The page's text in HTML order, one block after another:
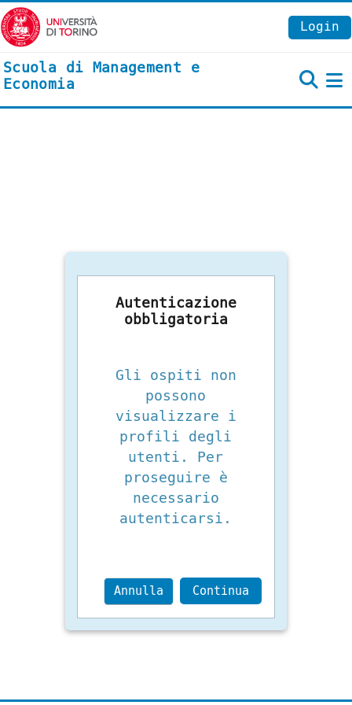
Vai al contenuto principale
Login
Scuola di Management e
Economia
Autenticazione
obbligatoria
Gli ospiti non
possono
visualizzare i
profili degli
utenti. Per
proseguire è
necessario
autenticarsi.
Annulla Continua